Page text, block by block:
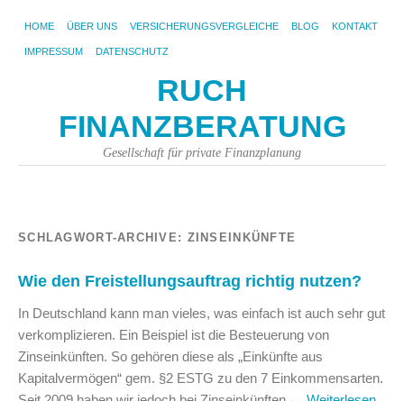
HOME ÜBER UNS VERSICHERUNGSVERGLEICHE BLOG KONTAKT
IMPRESSUM DATENSCHUTZ
RUCH
FINANZBERATUNG
Gesellschaft für private Finanzplanung
SCHLAGWORT-ARCHIVE: ZINSEINKÜNFTE
Wie den Freistellungsauftrag richtig nutzen?
In Deutschland kann man vieles, was einfach ist auch sehr gut
verkomplizieren. Ein Beispiel ist die Besteuerung von
Zinseinkünften. So gehören diese als „Einkünfte aus
Kapitalvermögen“ gem. §2 ESTG zu den 7 Einkommensarten.